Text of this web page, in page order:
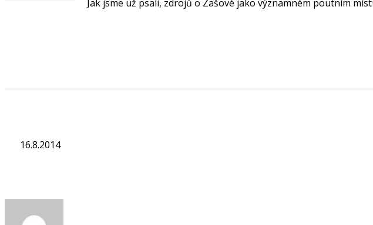
Jak jsme už psali, zdrojů o Zašové jako významném poutním
16.8.2014